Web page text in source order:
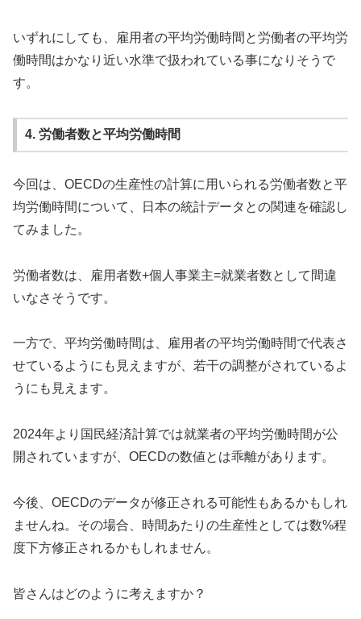
いずれにしても、雇用者の平均労働時間と労働者の平均労
働時間はかなり近い水準で扱われている事になりそうで
す。
4. 労働者数と平均労働時間
今回は、OECDの生産性の計算に用いられる労働者数と平
均労働時間について、日本の統計データとの関連を確認し
てみました。
労働者数は、雇用者数+個人事業主=就業者数として間違
いなさそうです。
一方で、平均労働時間は、雇用者の平均労働時間で代表さ
せているようにも見えますが、若干の調整がされているよ
うにも見えます。
2024年より国民経済計算では就業者の平均労働時間が公
開されていますが、OECDの数値とは乖離があります。
今後、OECDのデータが修正される可能性もあるかもしれ
ませんね。その場合、時間あたりの生産性としては数%程
度下方修正されるかもしれません。
皆さんはどのように考えますか？